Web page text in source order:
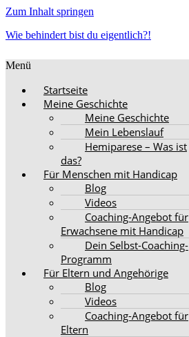
Zum Inhalt springen
Wie behindert bist du eigentlich?!
Menü
Startseite
Meine Geschichte
Meine Geschichte
Mein Lebenslauf
Hemiparese – Was ist
das?
Für Menschen mit Handicap
Blog
Videos
Coaching-Angebot für
Erwachsene mit Handicap
Dein Selbst-Coaching-
Programm
Für Eltern und Angehörige
Blog
Videos
Coaching-Angebot für
Eltern